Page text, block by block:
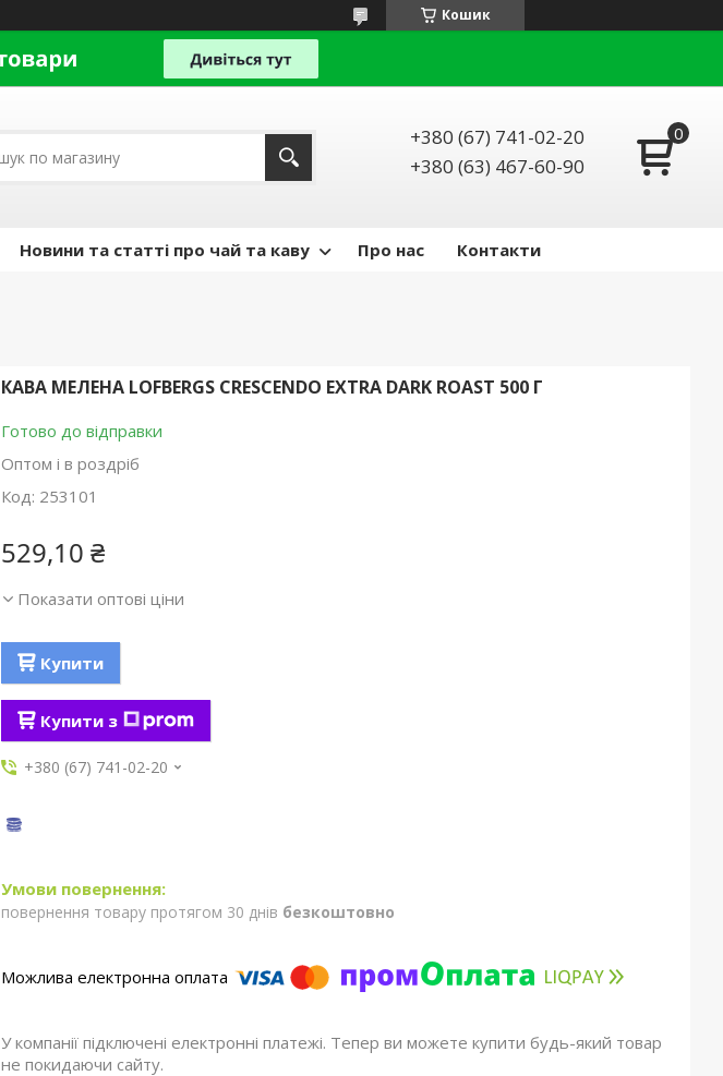
Кошик
+380 (67) 741-02-20
+380 (63) 467-60-90
Новини та статті про чай та каву Про нас Контакти
КАВА МЕЛЕНА LOFBERGS CRESCENDO EXTRA DARK ROAST 500 Г
Готово до відправки
Оптом і в роздріб
Код: 253101
529,10 ₴
Показати оптові ціни
Купити
Купити з
+380 (67) 741-02-20
повернення товару протягом 30 днів безкоштовно
У компанії підключені електронні платежі. Тепер ви можете купити будь-який товар
не покидаючи сайту.